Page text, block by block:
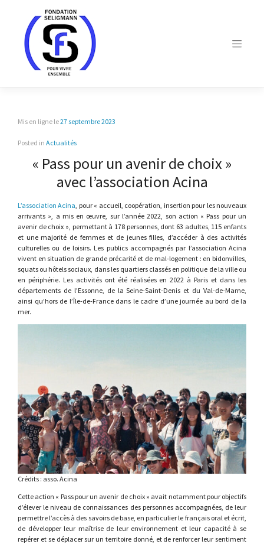
Mis en ligne le27 septembre 2023
Posted in Actualités
« Pass pour un avenir de choix »
avec l’association Acina
L’association Acina, pour « accueil, coopération, insertion pour les nouveaux
arrivants », a mis en œuvre, sur l’année 2022, son action « Pass pour un
avenir de choix », permettant à 178 personnes, dont 63 adultes, 115 enfants
et une majorité de femmes et de jeunes filles, d’accéder à des activités
culturelles ou de loisirs. Les publics accompagnés par l’association Acina
vivent en situation de grande précarité et de mal-logement : en bidonvilles,
squats ou hôtels sociaux, dans les quartiers classés en politique de la ville ou
en périphérie. Les activités ont été réalisées en 2022 à Paris et dans les
départements de l’Essonne, de la Seine-Saint-Denis et du Val-de-Marne,
ainsi qu’hors de l’Île-de-France dans le cadre d’une journée au bord de la
mer.
Crédits : asso. Acina
Cette action « Pass pour un avenir de choix » avait notamment pour objectifs
d’élever le niveau de connaissances des personnes accompagnées, de leur
permettre l’accès à des savoirs de base, en particulier le français oral et écrit,
de développer leur maîtrise de leur environnement et leur capacité à se
repérer et se déplacer sur un territoire donné, et de renforcer leur sentiment